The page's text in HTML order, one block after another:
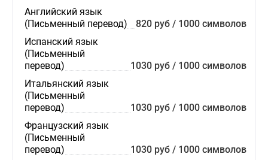
Английский язык
(Письменный перевод)
820 руб / 1000 символов
Испанский язык
(Письменный
перевод)
1030 руб / 1000 символов
Итальянский язык
(Письменный
перевод)
1030 руб / 1000 символов
Французский язык
(Письменный
перевод)
1030 руб / 1000 символов